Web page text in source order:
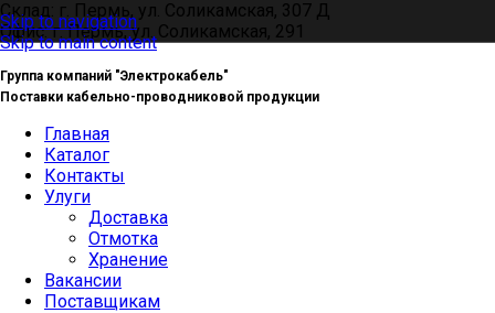
Skip to navigation
Skip to main content
Склад: г. Пермь, ул. Соликамская, 307 Д
Офис: г. Пермь, ул. Соликамская, 291
Группа компаний "Электрокабель"
Поставки кабельно-проводниковой продукции
Главная
Каталог
Контакты
Улуги
Доставка
Отмотка
Хранение
Вакансии
Поставщикам